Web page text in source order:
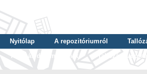
Nyitólap A repozitóriumról
Tallózás dátum szerint
Tallózás